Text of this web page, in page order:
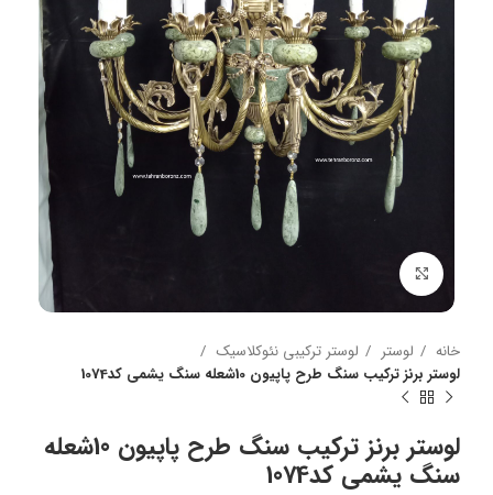
خانه لوستر
لوستر ترکیبی نئوکلاسیک
لوستر برنز ترکیب سنگ طرح پاپیون 10شعله سنگ یشمی کد1074
لوستر برنز ترکیب سنگ طرح پاپیون 10شعله
سنگ یشمی کد1074